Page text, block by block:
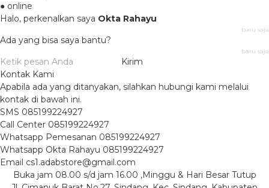
● online
Halo, perkenalkan saya Okta Rahayu
baru saja
Ada yang bisa saya bantu?
baru saja
Kirim
Kontak Kami
Apabila ada yang ditanyakan, silahkan hubungi kami melalui
kontak di bawah ini.
SMS 085199224927
Call Center 085199224927
Whatsapp Pemesanan 085199224927
Whatsapp Okta Rahayu 085199224927
Email cs1.adabstore@gmail.com
Buka jam 08.00 s/d jam 16.00 ,Minggu & Hari Besar Tutup